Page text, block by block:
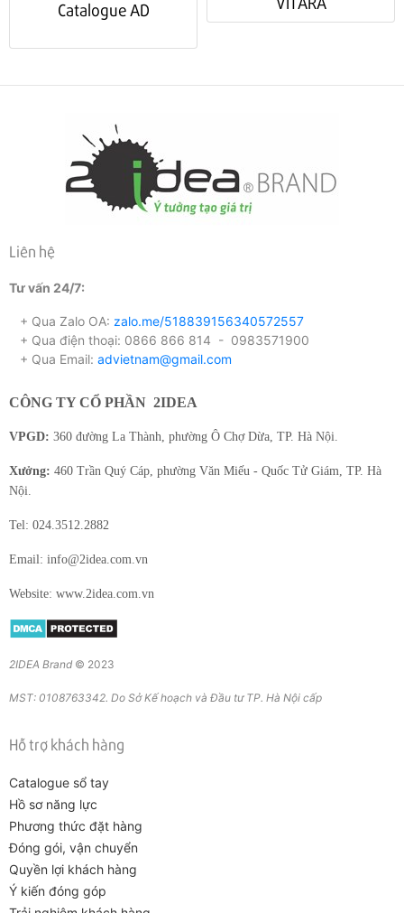
Catalogue AD
Liên hệ
Tư vấn 24/7:
+ Qua Zalo OA: zalo.me/518839156340572557
+ Qua điện thoại: 0866 866 814 - 0983571900
+ Qua Email: advietnam@gmail.com
CÔNG TY CỔ PHẦN 2IDEA
VPGD: 360 đường La Thành, phường Ô Chợ Dừa, TP. Hà Nội.
Xưởng: 460 Trần Quý Cáp, phường Văn Miếu - Quốc Tử Giám, TP. Hà
Nội.
Tel: 024.3512.2882
Email: info@2idea.com.vn
Website: www.2idea.com.vn
2IDEA Brand © 2023
MST: 0108763342. Do Sở Kế hoạch và Đầu tư TP. Hà Nội cấp
Hỗ trợ khách hàng
Catalogue sổ tay
Hồ sơ năng lực
Phương thức đặt hàng
Đóng gói, vận chuyển
Quyền lợi khách hàng
Ý kiến đóng góp